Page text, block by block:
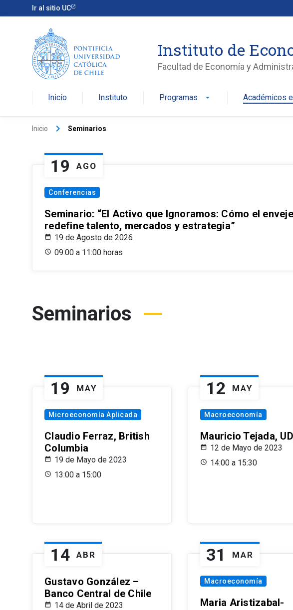
Ir al sitio UC
Instituto de
Facultad de Economía y
Inicio Instituto Programas arrow_drop_down Académicos
Inicio keyboard_arrow_right Seminarios
19 AGO
Conferencias
Seminario: “El Activo que Ignoramos: Cómo el
redefine talento, mercados y estrategia”
19 de Agosto de 2026
09:00 a 11:00 horas
Seminarios
19 MAY
Microeconomía Aplicada
Claudio Ferraz, British
Columbia
19 de Mayo de 2023
13:00 a 15:00
12 MAY
Macroeconomía
Mauricio Tejada,
12 de Mayo de 2023
14:00 a 15:30
14 ABR
Gustavo González –
Banco Central de Chile
14 de Abril de 2023
31 MAR
Macroeconomía
Maria Aristizabal-